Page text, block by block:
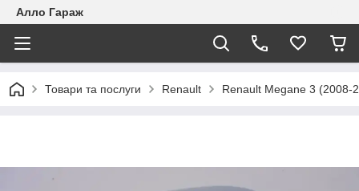
Алло Гараж
Товари та послуги Renault Renault Megane 3 (2008-